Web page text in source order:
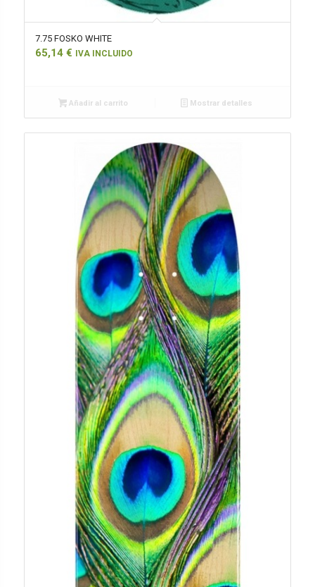
7.75 FOSKO WHITE
65,14 € IVA INCLUIDO
Añadir al carrito Mostrar detalles